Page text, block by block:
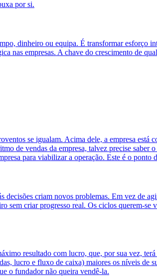
por si.
dinheiro ou equipa. É transformar esforço
nas empresas. A chave do crescimento de
se igualam. Acima dele, a empresa está
de vendas da empresa, talvez precise saber
para viabilizar a operação. Este é o ponto
decisões criam novos problemas. Em vez de
criar progresso real. Os ciclos querem-se
resultado com lucro, que, por sua vez,
lucro e fluxo de caixa) maiores os níveis de
o fundador não queira vendê-la.